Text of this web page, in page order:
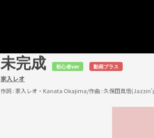
未完成 初心者ver 動画プラス
家入レオ
作詞 : 家入レオ・Kanata Okajima/作曲 :久保田真悟